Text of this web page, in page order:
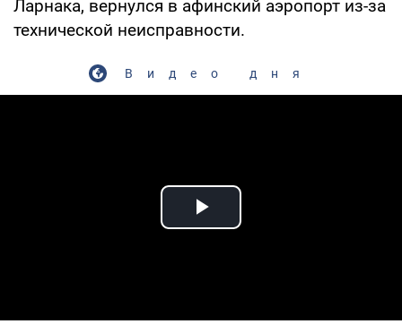
Ларнака, вернулся в афинский аэропорт из-за
технической неисправности.
Видео дня
Play Video